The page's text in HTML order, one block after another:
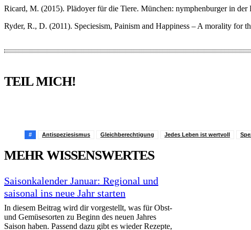
Ricard, M. (2015). Plädoyer für die Tiere. München: nymphenburger in
Ryder, R., D. (2011). Speciesism, Painism and Happiness – A morality
TEIL MICH!
# Antispeziesismus Gleichberechtigung Jedes Leben ist wertvoll
MEHR WISSENSWERTES
Saisonkalender Januar: Regional und
saisonal ins neue Jahr starten
In diesem Beitrag wird dir vorgestellt, was für Obst-
und Gemüsesorten zu Beginn des neuen Jahres
Saison haben. Passend dazu gibt es wieder Rezepte,